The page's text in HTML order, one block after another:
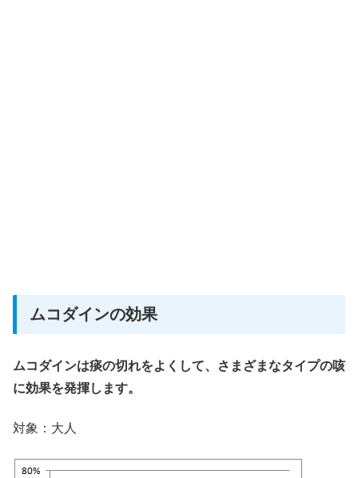
ムコダインの効果
ムコダインは痰の切れをよくして、さまざまなタイプの咳
に効果を発揮します。
対象：大人